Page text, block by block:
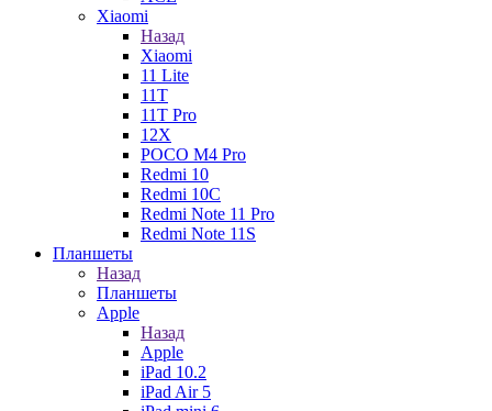
Xiaomi
Назад
Xiaomi
11 Lite
11T
11T Pro
12X
POCO M4 Pro
Redmi 10
Redmi 10C
Redmi Note 11 Pro
Redmi Note 11S
Планшеты
Назад
Планшеты
Apple
Назад
Apple
iPad 10.2
iPad Air 5